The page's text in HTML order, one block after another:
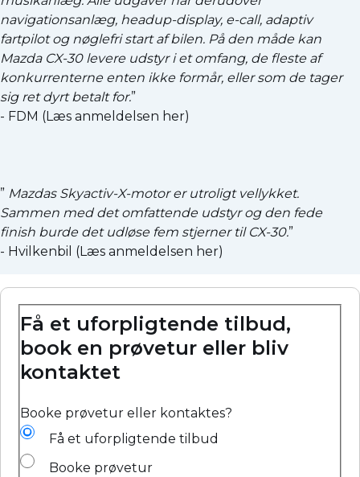
navigationsanlæg, headup-display, e-call, adaptiv
fartpilot og nøglefri start af bilen. På den måde kan
Mazda CX-30 levere udstyr i et omfang, de fleste af
konkurrenterne enten ikke formår, eller som de tager
sig ret dyrt betalt for.”
- FDM (Læs anmeldelsen her)
” Mazdas Skyactiv-X-motor er utroligt vellykket.
Sammen med det omfattende udstyr og den fede
finish burde det udløse fem stjerner til CX-30.”
- Hvilkenbil (Læs anmeldelsen her)
Få et uforpligtende tilbud,
book en prøvetur eller bliv
kontaktet
Booke prøvetur eller kontaktes?
Få et uforpligtende tilbud
Booke prøvetur